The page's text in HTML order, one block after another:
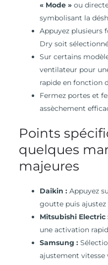
« Mode »ou
symbolisant la
Appuyez plusieurs
Dry soit
Sur certains
ventilateur pour
rapide en fonction
Fermez portes et
assèchement
Points
quelques
majeures
Daikin :Appuyez
goutte puis ajustez
Mitsubishi Electric
une activation
Samsung :
ajustement